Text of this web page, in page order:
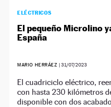
ELÉCTRICOS
El pequeño Microlino
España
MARIO HERRÁEZ | 31/07/2023
El cuadriciclo eléctrico,
con hasta 230 kilómetros
disponible con dos